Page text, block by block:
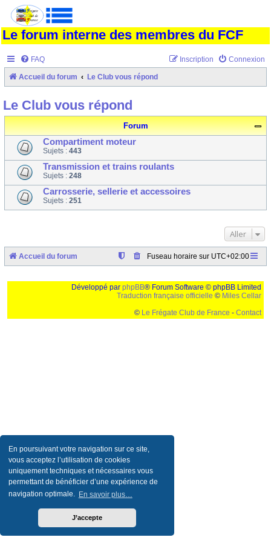
En poursuivant votre navigation sur ce site,
vous acceptez l’utilisation de cookies
uniquement techniques et nécessaires vous
permettant de bénéficier d’une expérience de
navigation optimale. En savoir plus…
J’accepte
Le forum interne des membres du FCF
FAQ Connexion
Inscription
Accueil du forum Le Club vous répond
Le Club vous répond
Forum
Compartiment moteur
Sujets : 443
Transmission et trains roulants
Sujets : 248
Carrosserie, sellerie et accessoires
Sujets : 251
Aller
Accueil du forum Fuseau horaire sur UTC+02:00
Développé par phpBB® Forum Software © phpBB Limited
Traduction française officielle © Miles Cellar
© Le Frégate Club de France - Contact